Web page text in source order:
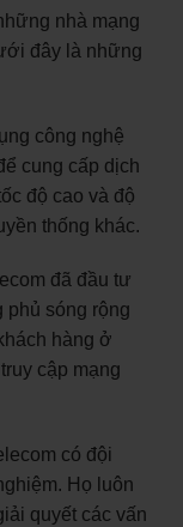
nhà mạng
đây là những
công nghệ
cung cấp dịch
độ cao và độ
thống khác.
đã đầu tư
phủ sóng rộng
hàng ở
cập mạng
có đội
Họ luôn
quyết các vấn